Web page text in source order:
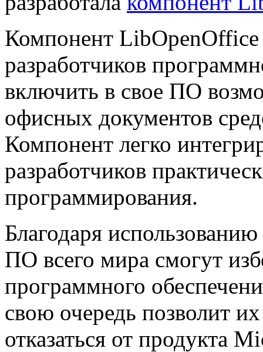
Компонент LibOpenOffice
разработчиков
включить в свое ПО
офисных документов
Компонент легко
разработчиков
программирования.
Благодаря
ПО всего мира смогут
программного
свою очередь позволит
отказаться от продукта